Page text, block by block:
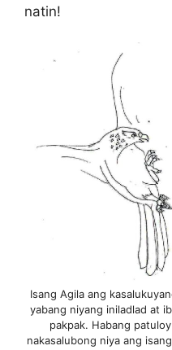
natin!
Isang Agila ang
yabang niyang iniladlad at
pakpak. Habang
nakasalubong niya ang